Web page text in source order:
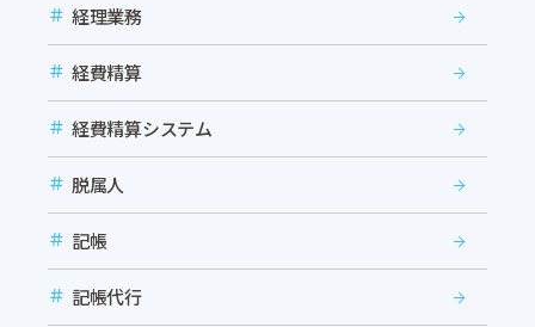
経理業務
経費精算
経費精算システム
脱属人
記帳
記帳代行